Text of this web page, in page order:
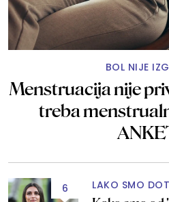
BOL NIJE
Menstruacija nije
treba
6 LAKO SMO